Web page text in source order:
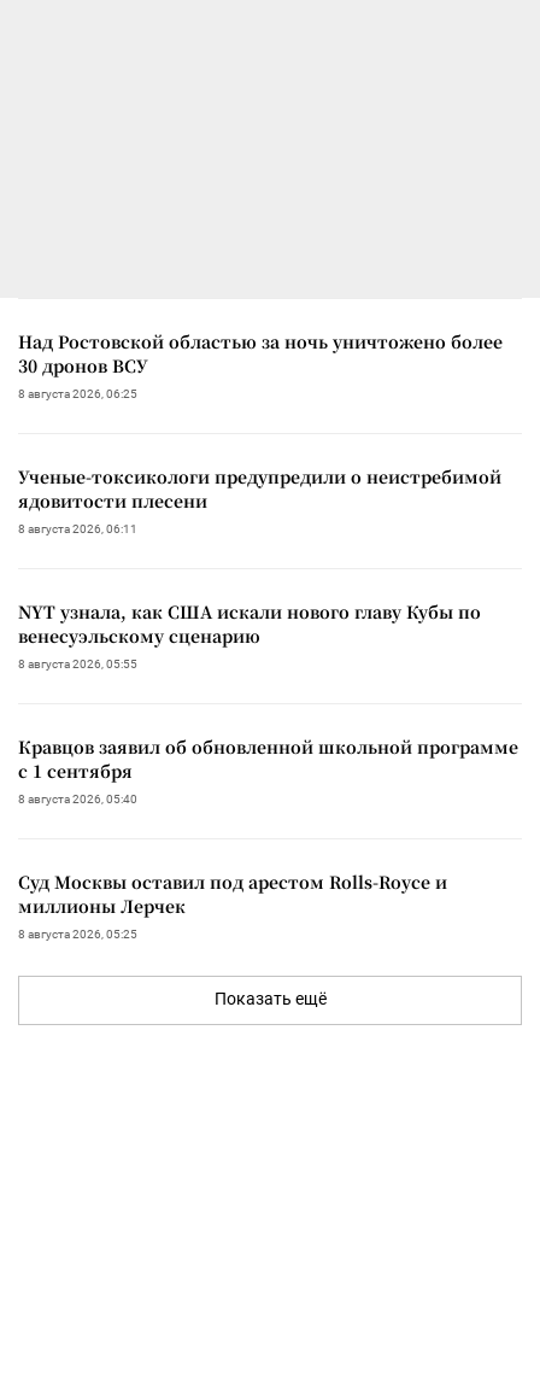
Над Ростовской областью за ночь уничтожено более
30 дронов ВСУ
8 августа 2026, 06:25
Ученые-токсикологи предупредили о неистребимой
ядовитости плесени
8 августа 2026, 06:11
NYT узнала, как США искали нового главу Кубы по
венесуэльскому сценарию
8 августа 2026, 05:55
Кравцов заявил об обновленной школьной программе
с 1 сентября
8 августа 2026, 05:40
Суд Москвы оставил под арестом Rolls-Royce и
миллионы Лерчек
8 августа 2026, 05:25
Показать ещё